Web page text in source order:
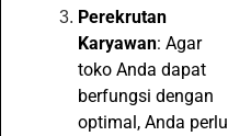
Perekrutan
Karyawan: Agar
toko Anda dapat
berfungsi dengan
optimal, Anda perlu